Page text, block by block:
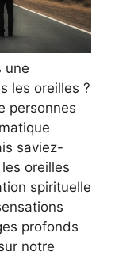
une
les oreilles ?
personnes
saviez-
oreilles
spirituelle
profonds
notre